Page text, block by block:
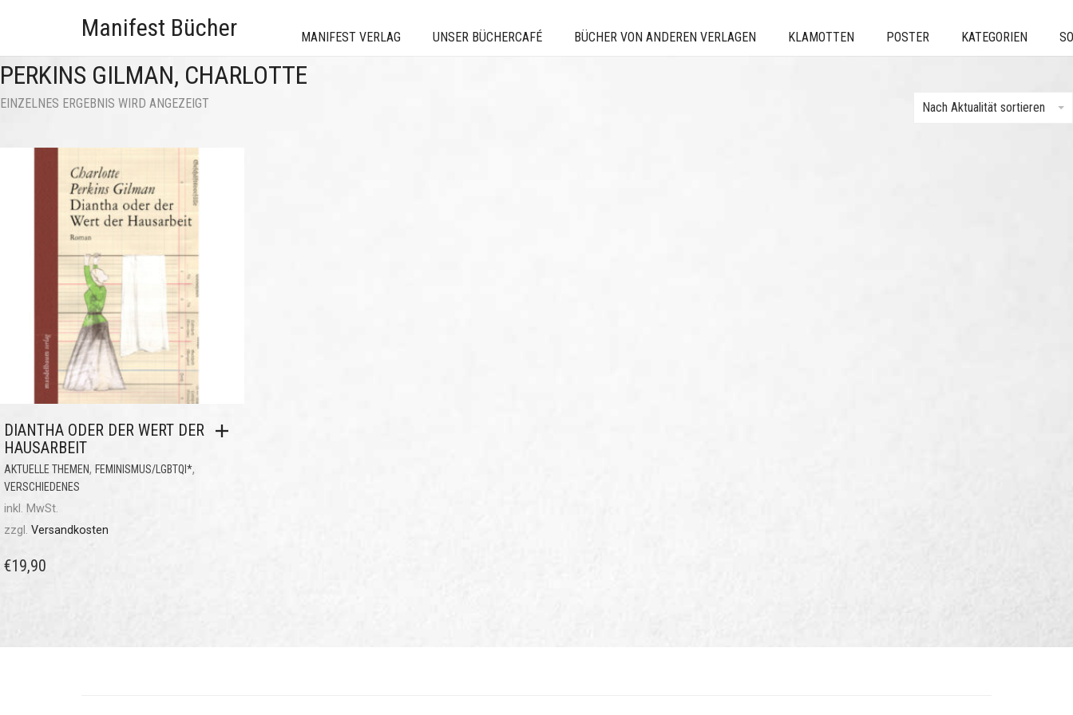
Manifest Bücher MANIFEST VERLAG UNSER BÜCHERCAFÉ BÜCHER VON ANDEREN VERLAGEN KLAMOTTEN POSTER KATEGORIEN
PERKINS GILMAN, CHARLOTTE
EINZELNES ERGEBNIS WIRD ANGEZEIGT Nach Aktualität sortieren
DIANTHA ODER DER WERT DER
HAUSARBEIT
AKTUELLE THEMEN, FEMINISMUS/LGBTQI*,
VERSCHIEDENES
inkl. MwSt.
zzgl. Versandkosten
€19,90